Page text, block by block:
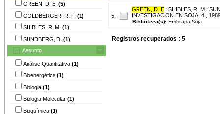
GREEN, D. E. (5)
GOLDBERGER, R. F. (1)
SHIBLES, R. M. (1)
SUNDBERG, D. (1)
Assunto
Análise Quantitativa (1)
Bioenergética (1)
Biologia (1)
Biologia Molecular (1)
Bioquímica (1)
5.
GREEN, D. E ; SHIBLES, R. M. ;
INVESTIGACION EN SOJA, 4.,
Biblioteca(s): Embrapa Soja.
Registros recuperados : 5